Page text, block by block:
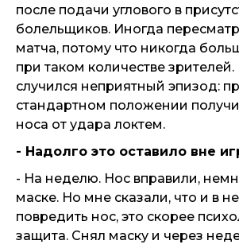
после подачи углового в
болельщиков. Иногда
матча, потому что никогда
при таком количестве
случился неприятный эпизод:
стандартном положении
носа от удара локтем.
- Надолго это оставило вне
- На неделю. Нос вправили,
маске. Но мне сказали, что и в
повредить нос, это скорее
защита. Снял маску и через